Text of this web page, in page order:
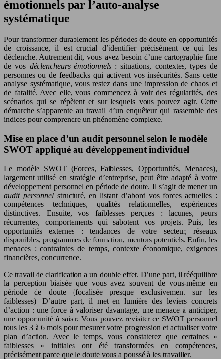
émotionnels par l’auto-analyse
systématique
Pour transformer durablement les périodes de doute en opportunités
de croissance, il est crucial d’identifier précisément ce qui les
déclenche. Autrement dit, vous avez besoin d’une cartographie fine
de vos déclencheurs émotionnels: situations, contextes, types de
personnes ou de feedbacks qui activent vos insécurités. Sans cette
analyse systématique, vous restez dans une impression de chaos et
de fatalité. Avec elle, vous commencez à voir des régularités, des
scénarios qui se répètent et sur lesquels vous pouvez agir. Cette
démarche s’apparente au travail d’un enquêteur qui rassemble des
indices pour comprendre un phénomène complexe.
Mise en place d’un audit personnel selon le modèle
SWOT appliqué au développement individuel
Le modèle SWOT (Forces, Faiblesses, Opportunités, Menaces),
largement utilisé en stratégie d’entreprise, peut être adapté à votre
développement personnel en période de doute. Il s’agit de mener un
audit personnelstructuré, en listant d’abord vos forces actuelles :
compétences techniques, qualités relationnelles, expériences
distinctives. Ensuite, vos faiblesses perçues : lacunes, peurs
récurrentes, comportements qui sabotent vos projets. Puis, les
opportunités externes : tendances de votre secteur, réseaux
disponibles, programmes de formation, mentors potentiels. Enfin, les
menaces : contraintes de temps, contexte économique, exigences
financières, concurrence.
Ce travail de clarification a un double effet. D’une part, il rééquilibre
la perception biaisée que vous avez souvent de vous-même en
période de doute (focalisée presque exclusivement sur les
faiblesses). D’autre part, il met en lumière des leviers concrets
d’action : une force à valoriser davantage, une menace à anticiper,
une opportunité à saisir. Vous pouvez revisiter ce SWOT personnel
tous les 3 à 6 mois pour mesurer votre progression et actualiser votre
plan d’action. Avec le temps, vous constaterez que certaines «
faiblesses » initiales ont été transformées en compétences,
précisément parce que le doute vous a poussé à les travailler.